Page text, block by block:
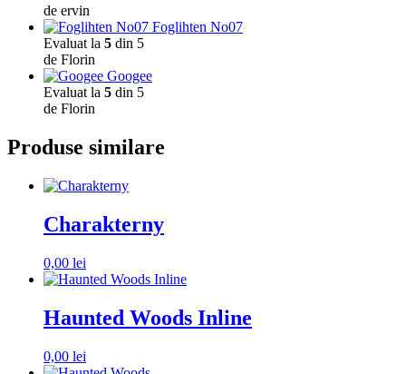
de ervin
Foglihten No07
Evaluat la 5 din 5
de Florin
Googee
Evaluat la 5 din 5
de Florin
Produse similare
Charakterny
0,00 lei
Haunted Woods Inline
0,00 lei